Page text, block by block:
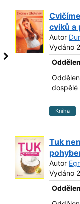
cviků a
Autor
Vydáno
dospělé
Kniha
Tuk
Autor
Vydáno